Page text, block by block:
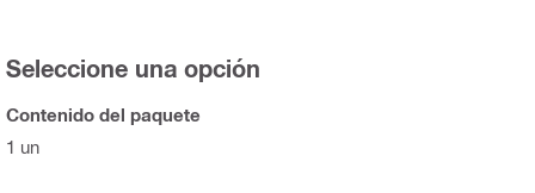
Seleccione una opción
Contenido del paquete
1 un